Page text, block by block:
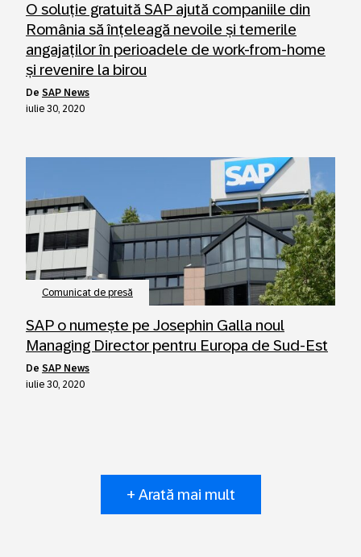
O soluție gratuită SAP ajută companiile din
România să înțeleagă nevoile și temerile
angajaților în perioadele de work-from-home
și revenire la birou
de SAP News
iulie 30, 2020
Comunicat de presă
SAP o numește pe Josephin Galla noul
Managing Director pentru Europa de Sud-Est
de SAP News
iulie 30, 2020
+ Arată mai mult